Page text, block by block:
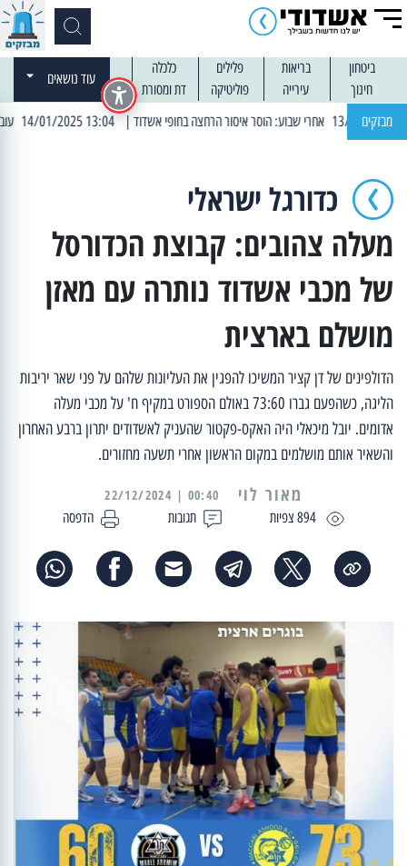
ביטחון בריאות פלילים
כלכלה
חינוך
עירייה פוליטיקה דת ומסורת
עוד נושאים
מבזקים | 13:04 14/01/2025 עובדים בלילות: עבודות קרצוף וריבוד אספלט
כדורגל ישראלי
מעלה צהובים: קבוצת הכדורסל
של מכבי אשדוד נותרה עם מאזן
מושלם בארצית
הדולפינים של דן קציר המשיכו להפגין את העליונות שלהם על פני שאר יריבות
הליגה, כשהפעם גברו 73:60 באולם הספורט במקיף ח' על מכבי מעלה
אדומים. יובל מיכאלי היה האקס-פקטור שהעניק לאשדודים יתרון ברבע האחרון
והשאיר אותם מושלמים במקום הראשון אחרי תשעה מחזורים.
894 צפיות תגובות הדפסה
מאור לוי 00:40 | 22/12/2024